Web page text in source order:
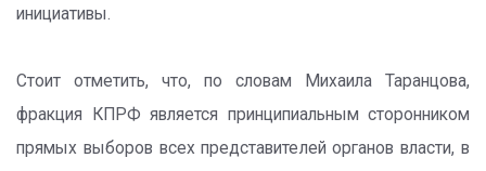
инициативы.
Стоит отметить, что, по словам Михаила Таранцова,
фракция КПРФ является принципиальным сторонником
прямых выборов всех представителей органов власти, в